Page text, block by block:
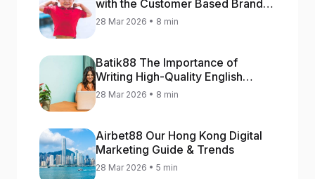
with the Customer Based Brand
Equity (CBBE) Model
28 Mar 2026 • 8 min
Batik88 The Importance of
Writing High-Quality English
Content
28 Mar 2026 • 8 min
Airbet88 Our Hong Kong Digital
Marketing Guide & Trends
28 Mar 2026 • 5 min